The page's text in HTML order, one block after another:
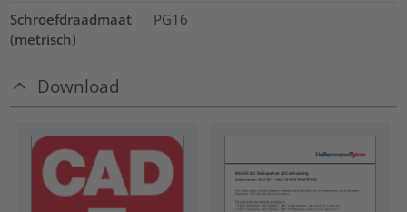
Schroefdraadmaat
(metrisch)
PG16
Download